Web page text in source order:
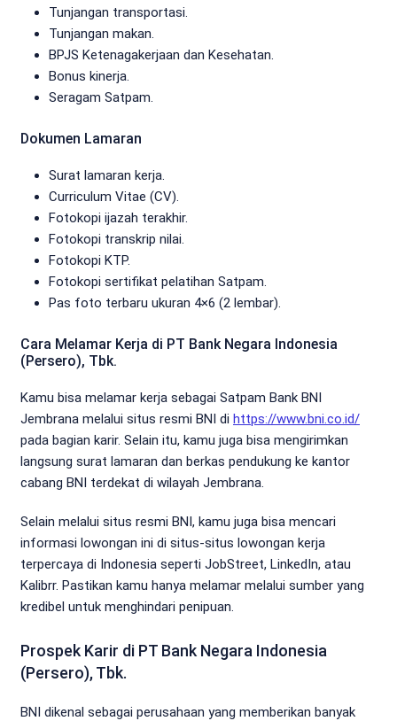
Tunjangan transportasi.
Tunjangan makan.
BPJS Ketenagakerjaan dan Kesehatan.
Bonus kinerja.
Seragam Satpam.
Dokumen Lamaran
Surat lamaran kerja.
Curriculum Vitae (CV).
Fotokopi ijazah terakhir.
Fotokopi transkrip nilai.
Fotokopi KTP.
Fotokopi sertifikat pelatihan Satpam.
Pas foto terbaru ukuran 4×6 (2 lembar).
Cara Melamar Kerja di PT Bank Negara Indonesia
(Persero), Tbk.
Kamu bisa melamar kerja sebagai Satpam Bank BNI
Jembrana melalui situs resmi BNI di https://www.bni.co.id/
pada bagian karir. Selain itu, kamu juga bisa mengirimkan
langsung surat lamaran dan berkas pendukung ke kantor
cabang BNI terdekat di wilayah Jembrana.
Selain melalui situs resmi BNI, kamu juga bisa mencari
informasi lowongan ini di situs-situs lowongan kerja
terpercaya di Indonesia seperti JobStreet, LinkedIn, atau
Kalibrr. Pastikan kamu hanya melamar melalui sumber yang
kredibel untuk menghindari penipuan.
Prospek Karir di PT Bank Negara Indonesia
(Persero), Tbk.
BNI dikenal sebagai perusahaan yang memberikan banyak